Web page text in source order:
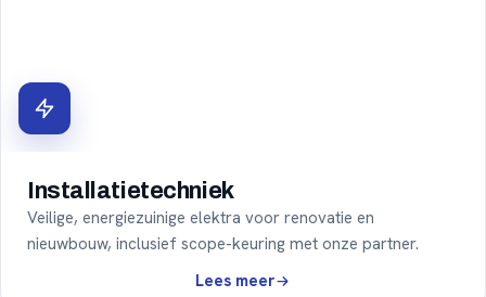
Installatietechniek
Veilige, energiezuinige elektra voor renovatie en
nieuwbouw, inclusief scope-keuring met onze partner.
Lees meer